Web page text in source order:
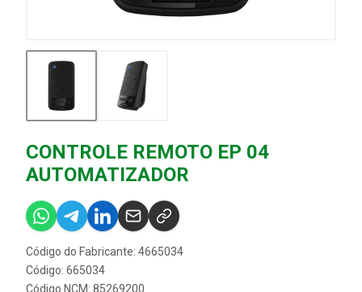
CONTROLE REMOTO EP 04
AUTOMATIZADOR
Código do Fabricante: 4665034
Código: 665034
Código NCM: 85269200